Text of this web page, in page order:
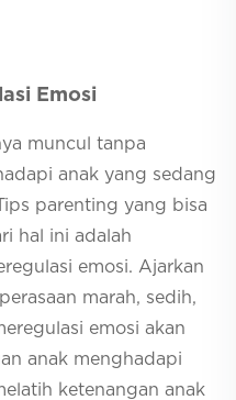
Emosi
muncul tanpa
anak yang sedang
parenting yang bisa
hal ini adalah
emosi. Ajarkan
marah, sedih,
emosi akan
anak menghadapi
ketenangan anak